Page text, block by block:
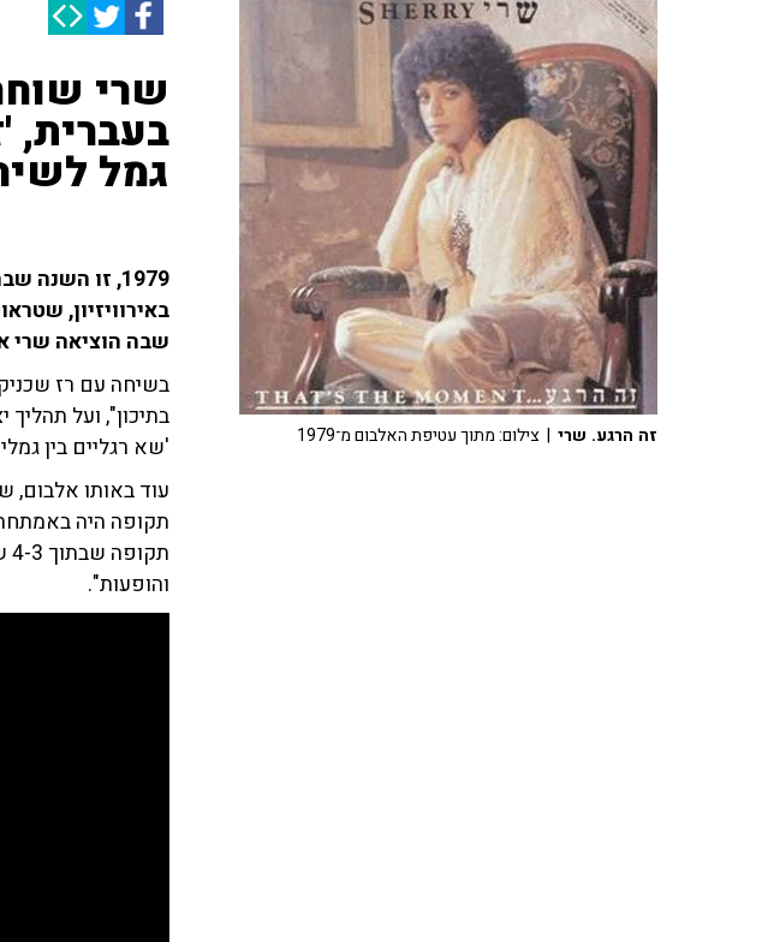
שרי
גמל
1979, זו
באירוויזיון,
שבה הוציאה שרי
בשיחה עם רז
בתיכון", ועל
'שא רגליים בין
עוד באותו אלבום,
תקופה היה
והופעות".
זה הרגע. שרי | צילום: מתוך עטיפת האלבום מ־1979